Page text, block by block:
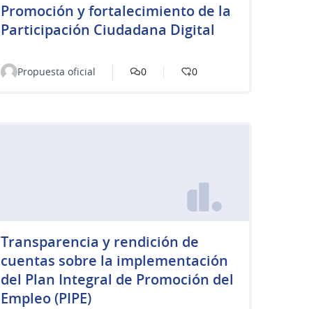
Promoción y fortalecimiento de la
Participación Ciudadana Digital
Propuesta oficial 0 0
Transparencia y rendición de
cuentas sobre la implementación
del Plan Integral de Promoción del
Empleo (PIPE)